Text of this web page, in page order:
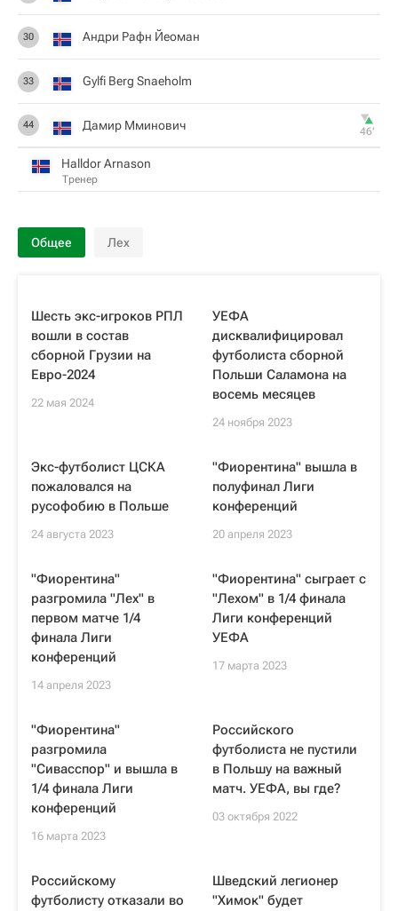
30 Андри Рафн Йеоман
33 Gylfi Berg Snaeholm
44 Дамир Мминович 46‎’‎
Halldor Arnason
Тренер
Общее Лех
Шесть экс-игроков РПЛ
вошли в состав
сборной Грузии на
Евро-2024
22 мая 2024
УЕФА
дисквалифицировал
футболиста сборной
Польши Саламона на
восемь месяцев
24 ноября 2023
Экс-футболист ЦСКА
пожаловался на
русофобию в Польше
24 августа 2023
"Фиорентина" вышла в
полуфинал Лиги
конференций
20 апреля 2023
"Фиорентина"
разгромила "Лех" в
первом матче 1/4
финала Лиги
конференций
14 апреля 2023
"Фиорентина" сыграет с
"Лехом" в 1/4 финала
Лиги конференций
УЕФА
17 марта 2023
"Фиорентина"
разгромила
"Сивасспор" и вышла в
1/4 финала Лиги
конференций
16 марта 2023
Российского
футболиста не пустили
в Польшу на важный
матч. УЕФА, вы где?
03 октября 2022
Российскому
футболисту отказали во
Шведский легионер
"Химок" будет